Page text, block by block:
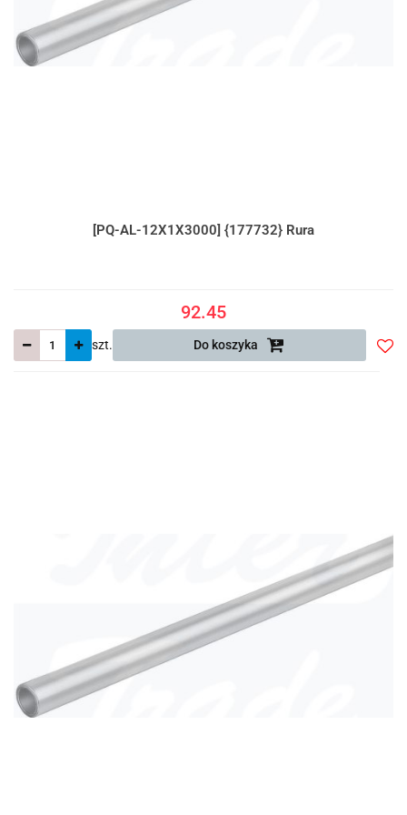
[PQ-AL-12X1X3000] {177732} Rura
92.45
szt. Do koszyka